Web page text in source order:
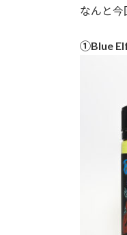
なんと今
➀Blue